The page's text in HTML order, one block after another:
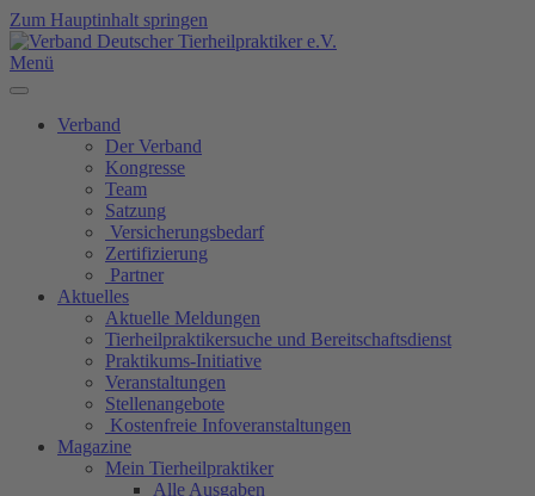
Zum Hauptinhalt springen
Menü
Verband
Der Verband
Kongresse
Team
Satzung
Versicherungsbedarf
Zertifizierung
Partner
Aktuelles
Aktuelle Meldungen
Tierheilpraktikersuche und Bereitschaftsdienst
Praktikums-Initiative
Veranstaltungen
Stellenangebote
Kostenfreie Infoveranstaltungen
Magazine
Mein Tierheilpraktiker
Alle Ausgaben